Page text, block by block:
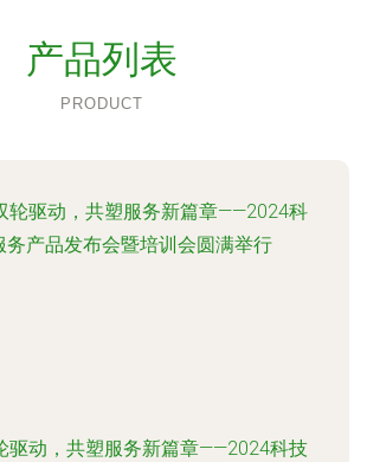
产品列表
PRODUCT
驱动，共塑服务新篇章——2024科技